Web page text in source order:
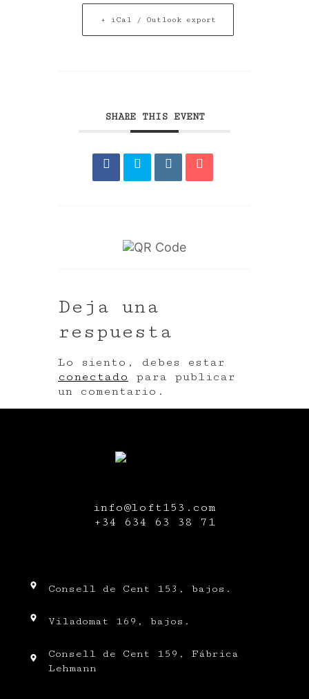
+ iCal / Outlook export
SHARE THIS EVENT
Deja una
respuesta
Lo siento, debes estar
conectado para publicar
un comentario.
info@loft153.com
+34 634 63 38 71
Consell de Cent 153, bajos.
Viladomat 169, bajos.
Consell de Cent 159, Fábrica
Lehmann